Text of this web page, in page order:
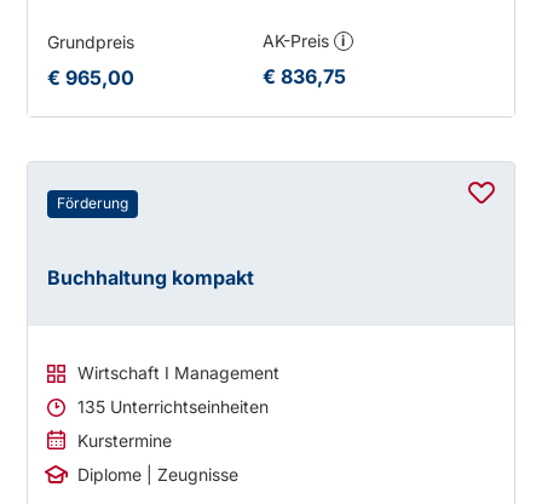
Grundpreis
€ 965,00
AK-Preis i
€ 836,75
Förderung
Buchhaltung kompakt
Wirtschaft I Management
135 Unterrichtseinheiten
Kurstermine
Diplome | Zeugnisse